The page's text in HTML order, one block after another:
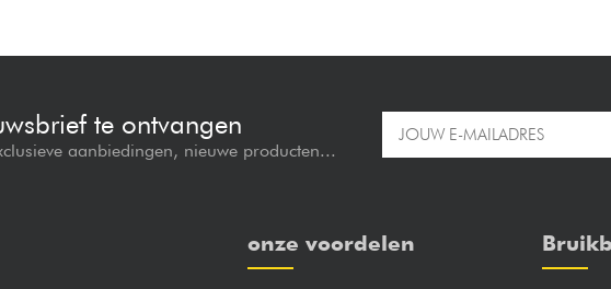
te ontvangen
aanbiedingen, nieuwe producten...
onze voordelen